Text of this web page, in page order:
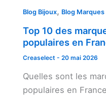
Blog Bijoux, Blog Marques
Top 10 des
populaires en
Creaselect - 20 mai 2026
Quelles sont les
populaires en